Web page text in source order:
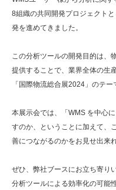
8組織の共同開発プロジェクト
発を進めてきました。
この分析ツールの開発目的は、
提供することで、業界全体の生
「国際物流総合展2024」のテ
本展示会では、「WMS を中心
すのか、ということに加えて、
善につながるのかをお見せ出来
ぜひ、弊社ブースにお立ち寄り
分析ツールによる効率化の可能